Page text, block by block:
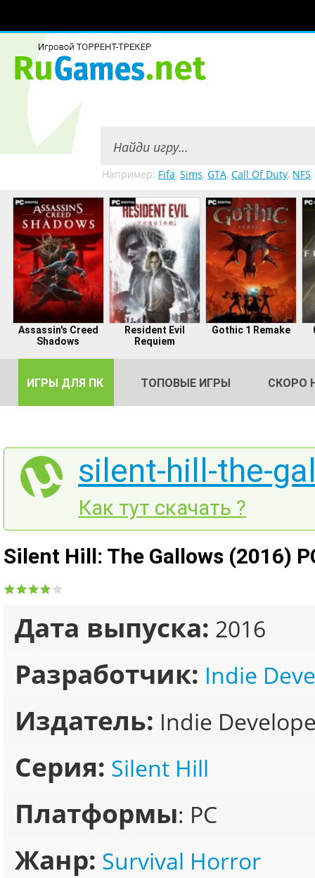
Например: Fifa, Sims, GTA, Call Of Duty, NFS,
Assassin's Creed
Shadows
Resident Evil
Requiem
Gothic 1 Remake
ИГРЫ ДЛЯ ПК ТОПОВЫЕ ИГРЫ СКОРО
silent-hill-the-
Как тут скачать ?
Silent Hill: The Gallows (2016)
Дата выпуска: 2016
Разработчик: Indie
Издатель: Indie
Серия: Silent Hill
Платформы: PC
Жанр: Survival Horror